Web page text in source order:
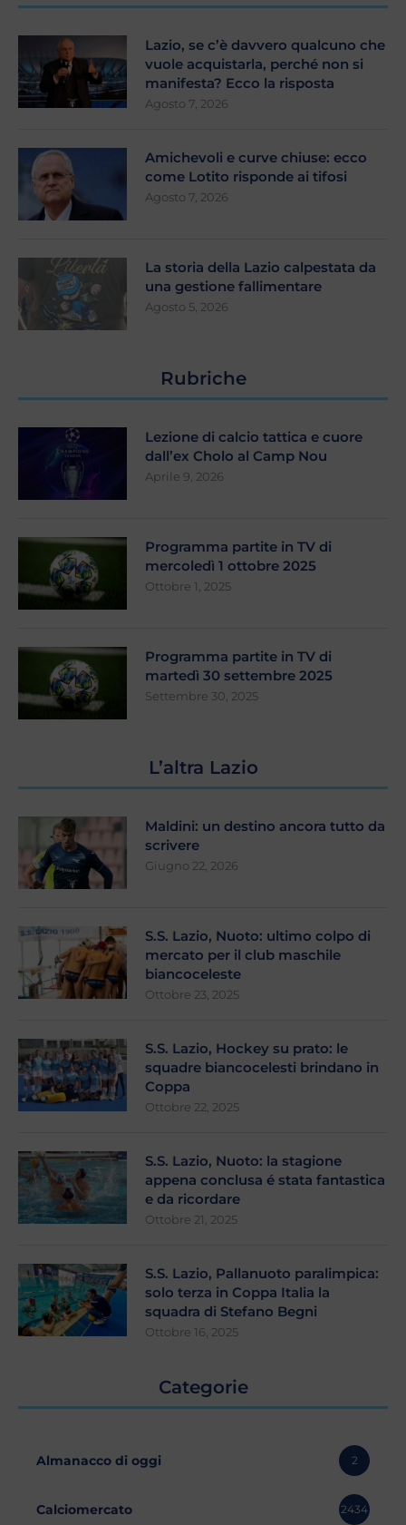
Lazio, se c’è davvero qualcuno che
vuole acquistarla, perché non si
manifesta? Ecco la risposta
Agosto 7, 2026
Amichevoli e curve chiuse: ecco
come Lotito risponde ai tifosi
Agosto 7, 2026
La storia della Lazio calpestata da
una gestione fallimentare
Agosto 5, 2026
Rubriche
Lezione di calcio tattica e cuore
dall’ex Cholo al Camp Nou
Aprile 9, 2026
Programma partite in TV di
mercoledì 1 ottobre 2025
Ottobre 1, 2025
Programma partite in TV di
martedì 30 settembre 2025
Settembre 30, 2025
L’altra Lazio
Maldini: un destino ancora tutto da
scrivere
Giugno 22, 2026
S.S. Lazio, Nuoto: ultimo colpo di
mercato per il club maschile
biancoceleste
Ottobre 23, 2025
S.S. Lazio, Hockey su prato: le
squadre biancocelesti brindano in
Coppa
Ottobre 22, 2025
S.S. Lazio, Nuoto: la stagione
appena conclusa é stata fantastica
e da ricordare
Ottobre 21, 2025
S.S. Lazio, Pallanuoto paralimpica:
solo terza in Coppa Italia la
squadra di Stefano Begni
Ottobre 16, 2025
Categorie
Almanacco di oggi 2
Calciomercato 2434